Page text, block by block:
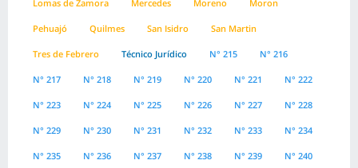
Lomas de Zamora Mercedes Moreno Moron
Pehuajó Quilmes San Isidro San Martin
Tres de Febrero Técnico Jurídico N° 215 N° 216
N° 217 N° 218 N° 219 N° 220 N° 221 N° 222
N° 223 N° 224 N° 225 N° 226 N° 227 N° 228
N° 229 N° 230 N° 231 N° 232 N° 233 N° 234
N° 235 N° 236 N° 237 N° 238 N° 239 N° 240